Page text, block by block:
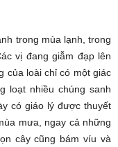
trong mùa lạnh, trong
vị đang giẫm đạp lên
của loài chỉ có một giác
loạt nhiều chúng sanh
có giáo lý được thuyết
mưa, ngay cả những
cây cũng bám víu và